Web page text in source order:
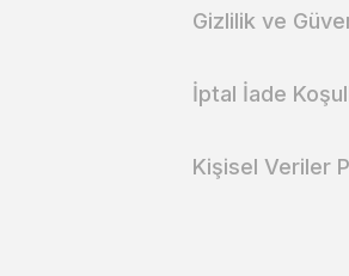
Gizlilik ve
İptal İade
Kişisel Veriler